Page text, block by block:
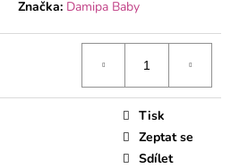
Značka: Damipa Baby
Tisk
Zeptat se
Sdílet